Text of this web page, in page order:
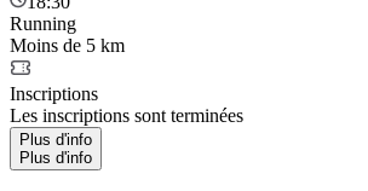
Running
Moins de 5 km
Inscriptions
Les inscriptions sont terminées
Plus d'info
Plus d'info